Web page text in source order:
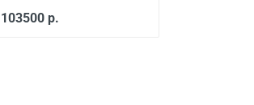
103500 р.